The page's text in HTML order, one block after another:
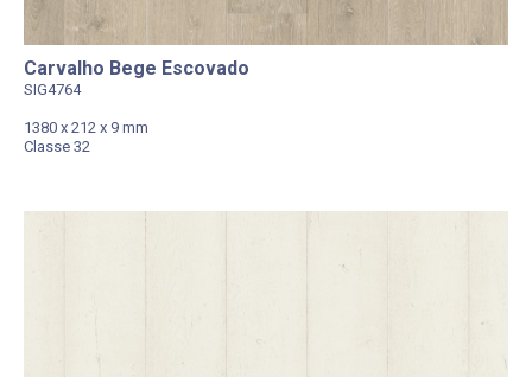
Carvalho Bege Escovado
SIG4764
1380 x 212 x 9 mm
Classe 32